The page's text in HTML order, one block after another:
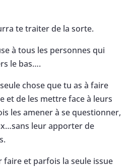
te traiter de la sorte.
à tous les personnes qui
le bas….
chose que tu as à faire
et de les mettre face à leurs
les amener à se questionner,
leur apporter de
faire et parfois la seule issue